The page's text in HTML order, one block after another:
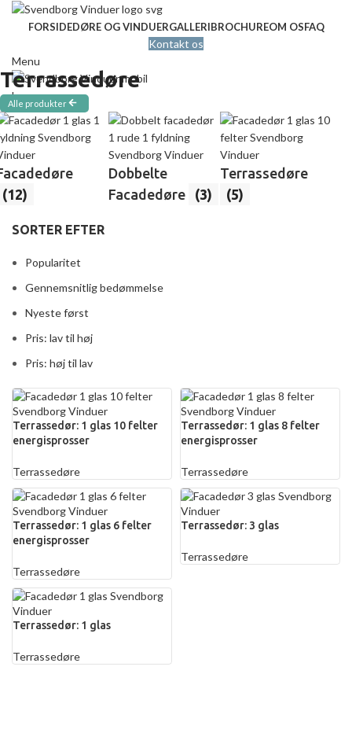
FORSIDEDØRE OG VINDUERGALLERIBROCHUREOM OSFAQ
Kontakt os
Menu
Terrassedøre
Alle produkter
(12)
Dobbelte
Facadedøre
(3)
Terrassedøre
(5)
SORTER EFTER
Popularitet
Gennemsnitlig bedømmelse
Nyeste først
Pris: lav til høj
Pris: høj til lav
Terrassedør: 1 glas 10 felter
energisprosser
Terrassedøre
Terrassedør: 1 glas 8 felter
energisprosser
Terrassedøre
Terrassedør: 1 glas 6 felter
energisprosser
Terrassedøre
Terrassedør: 3 glas
Terrassedøre
Terrassedør: 1 glas
Terrassedøre